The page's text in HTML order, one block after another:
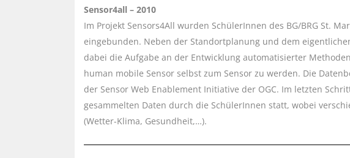
Sensor4all – 2010
Im Projekt Sensors4All wurden SchülerInnen des BG/BRG St.
eingebunden. Neben der Standortplanung und dem
dabei die Aufgabe an der Entwicklung automatisierter
human mobile Sensor selbst zum Sensor zu werden. Die
der Sensor Web Enablement Initiative der OGC. Im letzten
gesammelten Daten durch die SchülerInnen statt, wobei
(Wetter-Klima, Gesundheit,…).